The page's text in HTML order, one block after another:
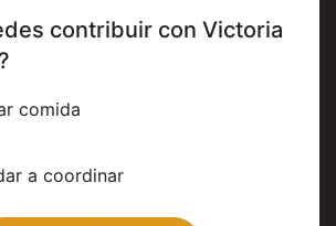
contribuir con Victoria
comida
a coordinar